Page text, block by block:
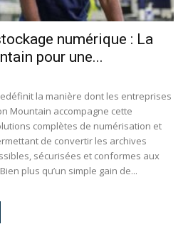
numérique : La
pour une...
la manière dont les entreprises
Mountain accompagne cette
complètes de numérisation et
de convertir les archives
sécurisées et conformes aux
plus qu’un simple gain de...